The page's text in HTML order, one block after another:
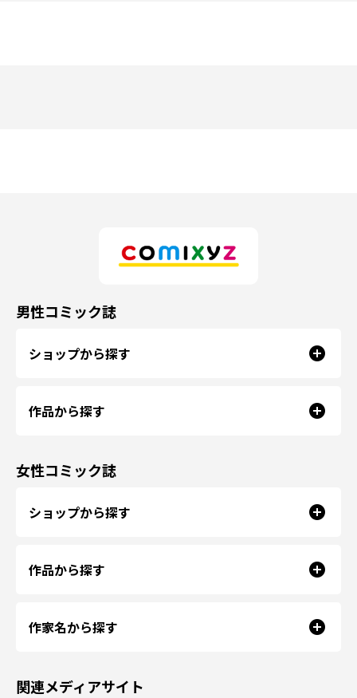
男性コミック誌
ショップから探す
作品から探す
女性コミック誌
ショップから探す
作品から探す
作家名から探す
関連メディアサイト